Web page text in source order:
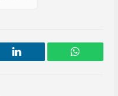
LinkedIn